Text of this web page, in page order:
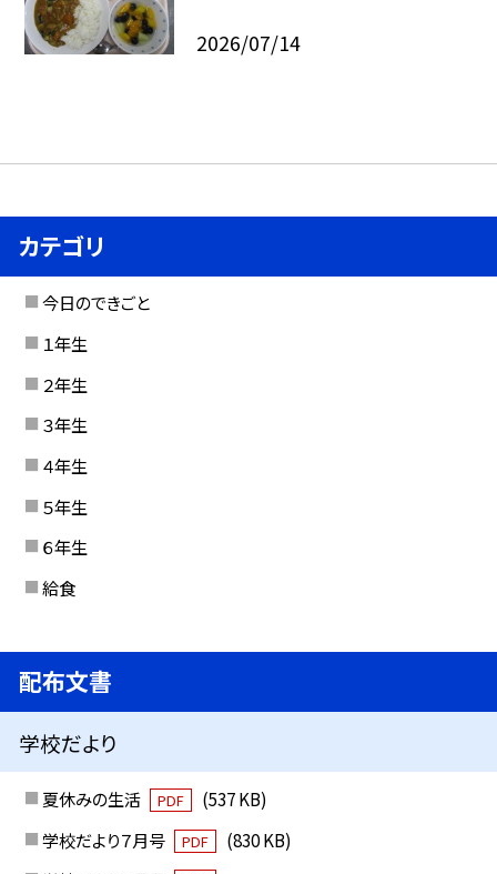
2026/07/14
カテゴリ
今日のできごと
１年生
２年生
３年生
４年生
５年生
６年生
給食
配布文書
学校だより
夏休みの生活 PDF
(537 KB)
学校だより７月号
PDF
(830 KB)